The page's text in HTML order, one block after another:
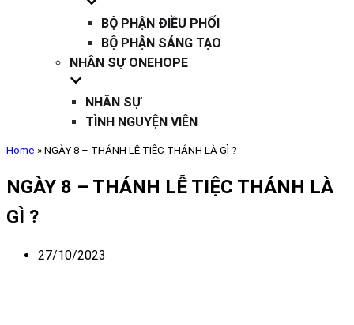
BỘ PHẬN ĐIỀU PHỐI
BỘ PHẬN SÁNG TẠO
NHÂN SỰ ONEHOPE
NHÂN SỰ
TÌNH NGUYỆN VIÊN
Home » NGÀY 8 – THÁNH LỄ TIỆC THÁNH LÀ GÌ ?
NGÀY 8 – THÁNH LỄ TIỆC THÁNH LÀ
GÌ ?
27/10/2023